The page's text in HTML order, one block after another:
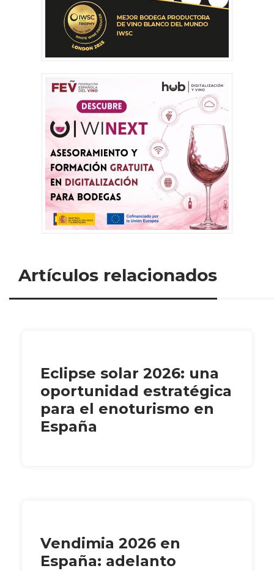
Artículos relacionados
Eclipse solar 2026: una
oportunidad estratégica
para el enoturismo en
España
Vendimia 2026 en
España: adelanto